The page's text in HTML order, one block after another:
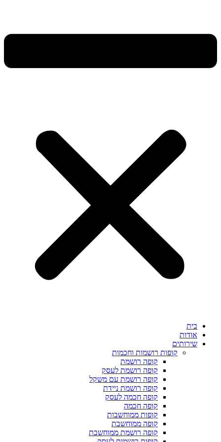
רושמות וחכמות
קופה רושמת לעסק
קופה רושמת עם משקל
קופה רושמת ניידת
קופה חכמה לעסק
קופות ממוחשבות
קופה ממוחשבת
קופה רושמת ממוחשבת